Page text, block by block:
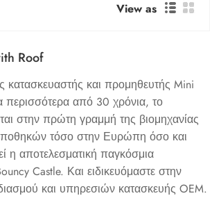
View as
Roof
κατασκευαστής και προμηθευτής Mini
περισσότερα από 30 χρόνια, το
στην πρώτη γραμμή της βιομηχανίας
τόσο στην Ευρώπη όσο και
η αποτελεσματική παγκόσμια
Castle. Και ειδικευόμαστε στην
και υπηρεσιών κατασκευής OEM.